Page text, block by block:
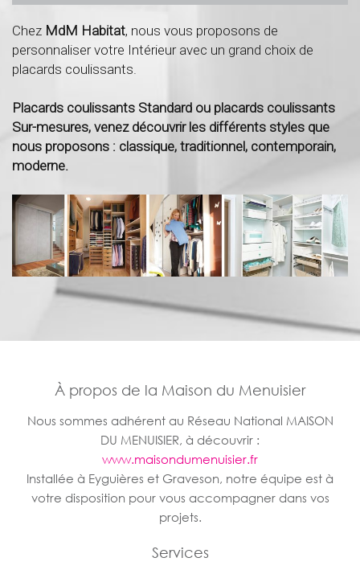
Chez MdM Habitat, nous vous proposons de
personnaliser votre Intérieur avec un grand choix de
placards coulissants.
Placards coulissants Standard ou placards coulissants
Sur-mesures, venez découvrir les différents styles que
nous proposons : classique, traditionnel, contemporain,
moderne.
À propos de la Maison du Menuisier
Nous sommes adhérent au Réseau National MAISON
DU MENUISIER, à découvrir :
www.maisondumenuisier.fr
Installée à Eyguières et Graveson, notre équipe est à
votre disposition pour vous accompagner dans vos
projets.
Services